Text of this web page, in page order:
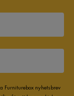
nyhetsbrev